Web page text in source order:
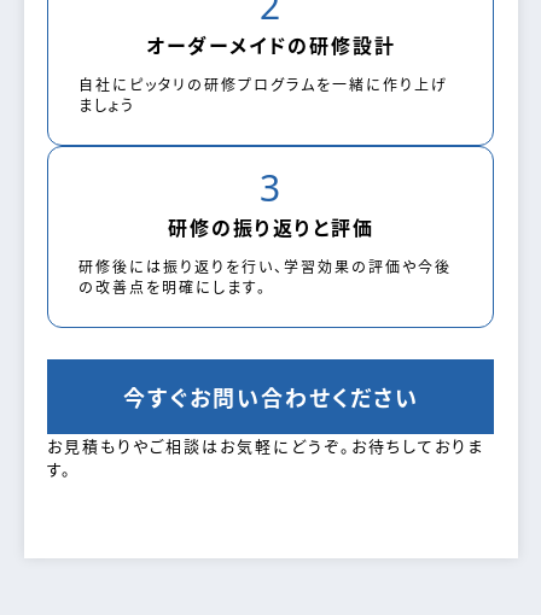
オーダーメイドの研修設計
自社にピッタリの研修プログラムを一緒に作り上げ
ましょう
3
研修の振り返りと評価
研修後には振り返りを行い、学習効果の評価や今後
の改善点を明確にします。
今すぐお問い合わせください
お見積もりやご相談はお気軽にどうぞ。お待ちしておりま
す。